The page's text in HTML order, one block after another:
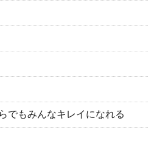
でもみんなキレイになれる